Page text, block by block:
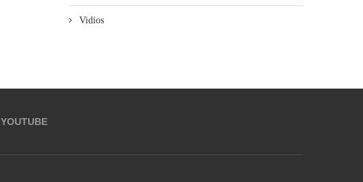
Vidios
YOUTUBE